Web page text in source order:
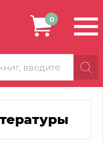
0